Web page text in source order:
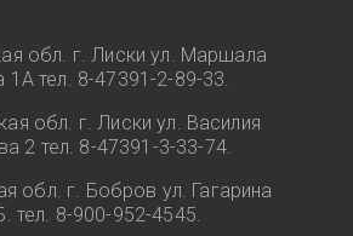
обл. г. Лиски ул. Маршала
тел. 8-47391-2-89-33.
обл. г. Лиски ул. Василия
2 тел. 8-47391-3-33-74.
обл. г. Бобров ул. Гагарина
тел. 8-900-952-4545.